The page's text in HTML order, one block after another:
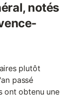
notés
plutôt
passé
ont obtenu une